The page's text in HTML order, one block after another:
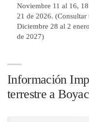
Noviembre 11 al 16,
21 de 2026.
Diciembre 28 al 2
de 2027)
Información
terrestre a